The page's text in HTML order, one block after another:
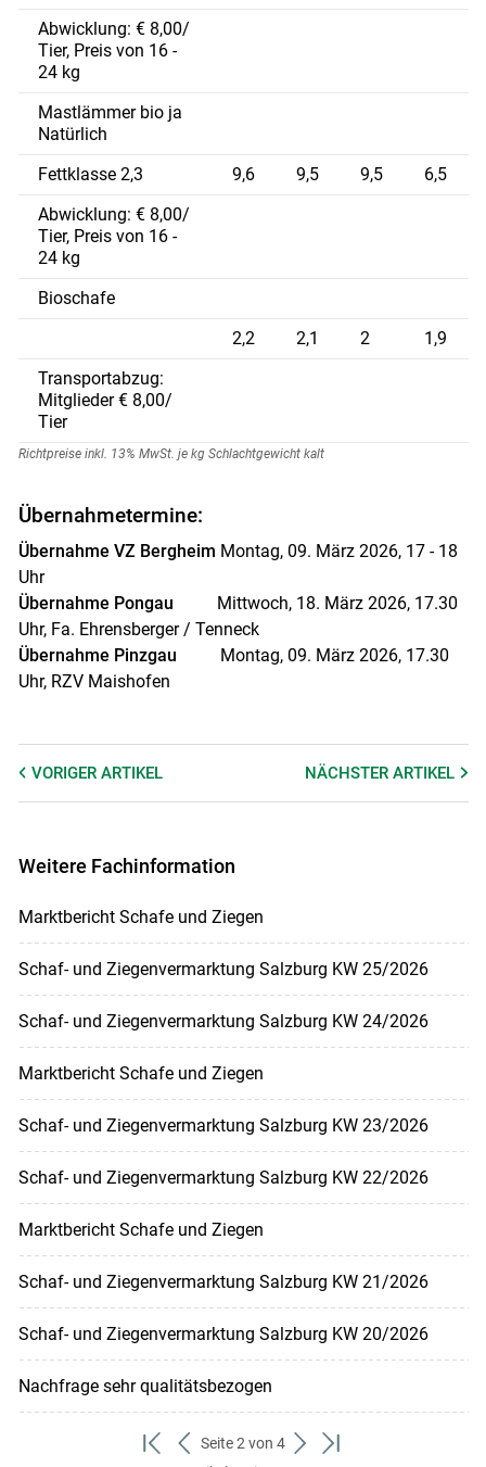
Abwicklung: € 8,00/
Tier, Preis von 16 -
24 kg
Mastlämmer bio ja
Natürlich
Fettklasse 2,3
9,6 9,5 9,5
6,5
Abwicklung: € 8,00/
Tier, Preis von 16 -
24 kg
Bioschafe
2,2
2,1 2
1,9
Transportabzug:
Mitglieder € 8,00/
Tier
Richtpreise inkl. 13% MwSt. je kg Schlachtgewicht kalt
Übernahmetermine:
Übernahme VZ Bergheim Montag, 09. März 2026, 17 - 18
Uhr
Übernahme Pongau Mittwoch, 18. März 2026, 17.30
Uhr, Fa. Ehrensberger / Tenneck
Übernahme Pinzgau Montag, 09. März 2026, 17.30
Uhr, RZV Maishofen
VORIGER ARTIKEL NÄCHSTERARTIKEL
Weitere Fachinformation
Marktbericht Schafe und Ziegen
Schaf- und Ziegenvermarktung Salzburg KW 25/2026
Schaf- und Ziegenvermarktung Salzburg KW 24/2026
Marktbericht Schafe und Ziegen
Schaf- und Ziegenvermarktung Salzburg KW 23/2026
Schaf- und Ziegenvermarktung Salzburg KW 22/2026
Marktbericht Schafe und Ziegen
Schaf- und Ziegenvermarktung Salzburg KW 21/2026
Schaf- und Ziegenvermarktung Salzburg KW 20/2026
Nachfrage sehr qualitätsbezogen
zum
zurück
Seite 2 von 4
weiterzum